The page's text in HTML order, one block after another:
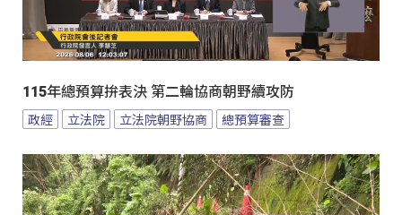
115年總預算拚表決 第二輪協商朝野續攻防
政經 立法院 立法院朝野協商 總預算審查